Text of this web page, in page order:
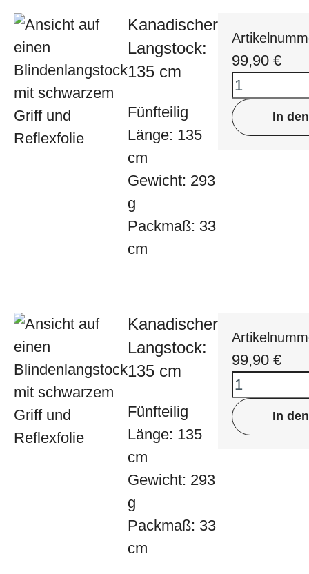
Kanadischer
Langstock:
135 cm
Fünfteilig
Länge: 135
cm
Gewicht: 293
g
Packmaß: 33
cm
99,90 €
In
Kanadischer
Langstock:
135 cm
Fünfteilig
Länge: 135
cm
Gewicht: 293
g
Packmaß: 33
cm
99,90 €
In